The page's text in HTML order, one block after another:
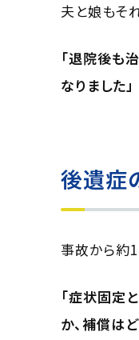
夫と娘もそ
「退院後も
なりました」
後遺症
事故から約
「症状固定
か、補償は